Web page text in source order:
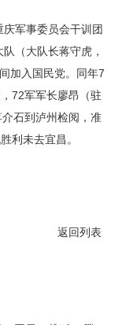
军事委员会干训团
（大队长蒋守虎，
加入国民党。同年7
72军军长廖昂（驻
石到泸州检阅，准
利未去宜昌。
返回列表